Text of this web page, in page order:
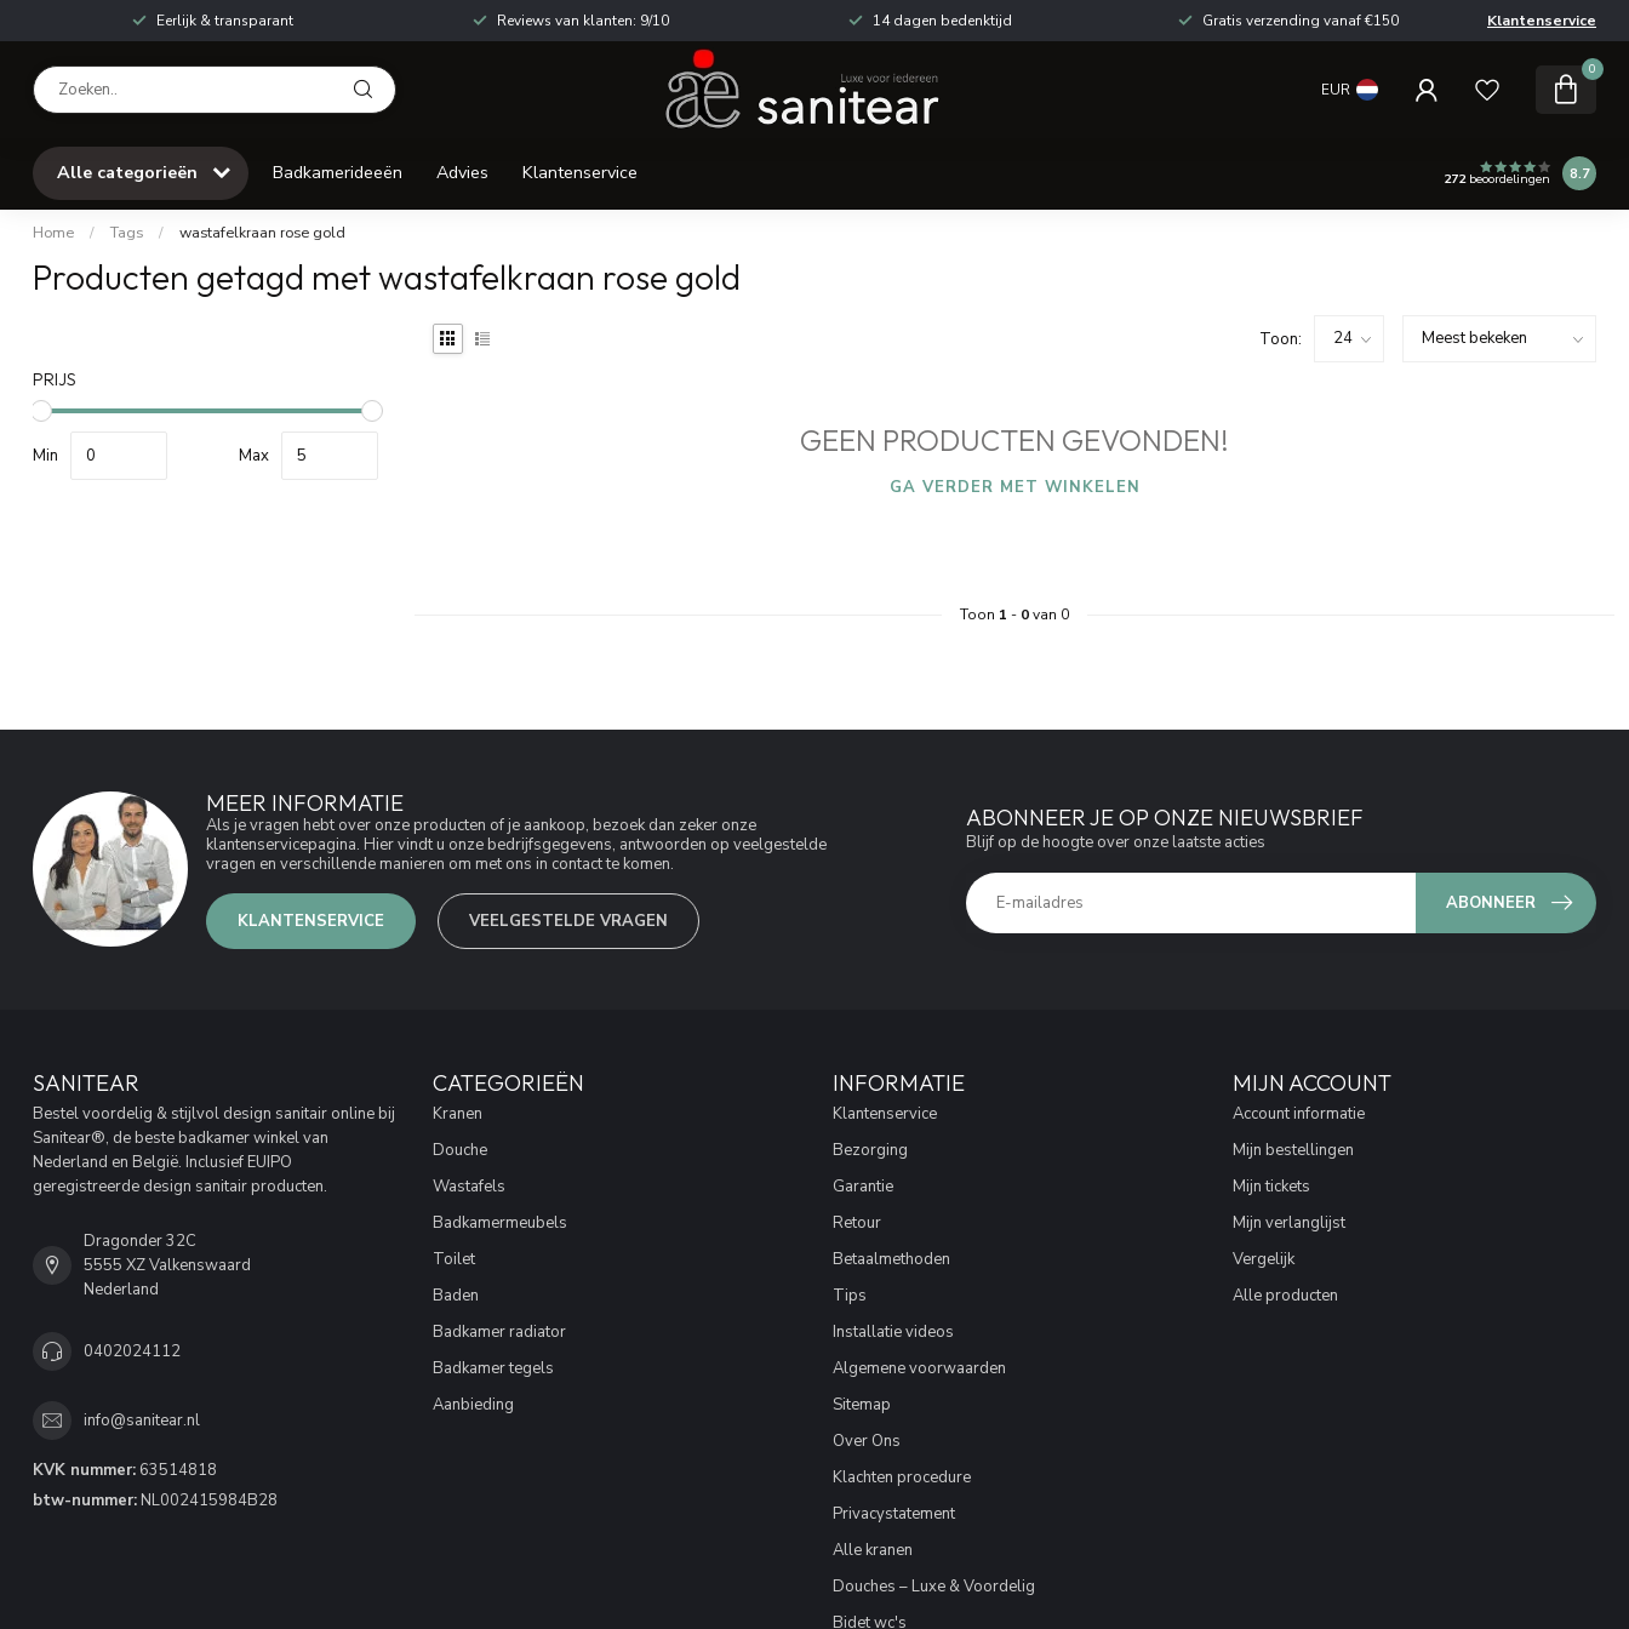
Eerlijk & transparant Reviews van klanten: 9/10 14 dagen bedenktijd Gratis verzending vanaf €150 Klantenservice
EUR
0
Alle categorieën Badkamerideeën Advies Klantenservice 272beoordelingen 8.7
Home / Tags / wastafelkraan rose gold
Producten getagd met wastafelkraan rose gold
PRIJS
Min Max
Toon:
GEEN PRODUCTEN GEVONDEN!
GA VERDER MET WINKELEN
Toon 1 - 0van 0
MEER INFORMATIE
Als je vragen hebt over onze producten of je aankoop, bezoek dan zeker onze
klantenservicepagina. Hier vindt u onze bedrijfsgegevens, antwoorden op veelgestelde
vragen en verschillende manieren om met ons in contact te komen.
KLANTENSERVICE VEELGESTELDE VRAGEN
ABONNEER JE OP ONZE NIEUWSBRIEF
Blijf op de hoogte over onze laatste acties
ABONNEER
SANITEAR
Bestel voordelig & stijlvol design sanitair online bij
Sanitear®, de beste badkamer winkel van
Nederland en België. Inclusief EUIPO
geregistreerde design sanitair producten.
Dragonder 32C
5555 XZ Valkenswaard
Nederland
0402024112
info@sanitear.nl
KVK nummer: 63514818
btw-nummer: NL002415984B28
CATEGORIEËN
Kranen
Douche
Wastafels
Badkamermeubels
Toilet
Baden
Badkamer radiator
Badkamer tegels
Aanbieding
INFORMATIE
Klantenservice
Bezorging
Garantie
Retour
Betaalmethoden
Tips
Installatie videos
Algemene voorwaarden
Sitemap
Over Ons
Klachten procedure
Privacystatement
Alle kranen
Douches – Luxe & Voordelig
Bidet wc's
MIJN ACCOUNT
Account informatie
Mijn bestellingen
Mijn tickets
Mijn verlanglijst
Vergelijk
Alle producten